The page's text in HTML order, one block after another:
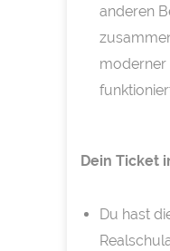
anderen
moderner
Dein Ticket
Du hast